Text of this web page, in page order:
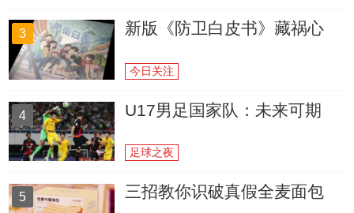
3 新版《防卫白皮书》藏祸心
今日关注
4 U17男足国家队：未来可期
足球之夜
5 三招教你识破真假全麦面包